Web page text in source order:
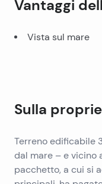
Vantaggi
Vista sul mare
Sulla
Terreno edificabile
dal mare – e vicino
pacchetto, a cui si